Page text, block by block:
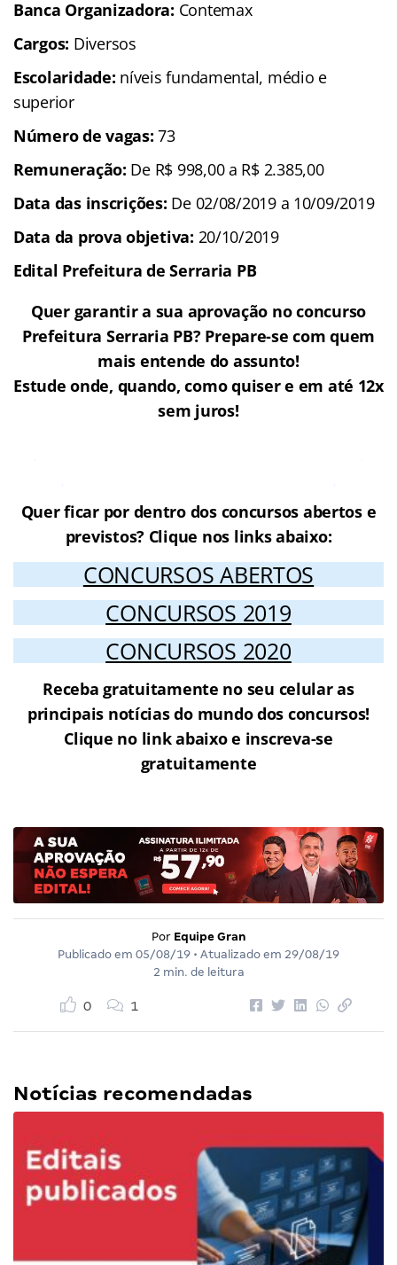
Banca Organizadora: Contemax
Cargos: Diversos
Escolaridade: níveis fundamental, médio e
superior
Número de vagas: 73
Remuneração: De R$ 998,00 a R$ 2.385,00
Data das inscrições: De 02/08/2019 a 10/09/2019
Data da prova objetiva: 20/10/2019
Edital Prefeitura de Serraria PB
Quer garantir a sua aprovação no concurso
Prefeitura Serraria PB? Prepare-se com quem
mais entende do assunto!
Estude onde, quando, como quiser e em até 12x
sem juros!
Quer ficar por dentro dos concursos abertos e
previstos? Clique nos links abaixo:
CONCURSOS ABERTOS
CONCURSOS 2019
CONCURSOS 2020
Receba gratuitamente no seu celular as
principais notícias do mundo dos concursos!
Clique no link abaixo e inscreva-se
gratuitamente
Por Equipe Gran
Publicado em 05/08/19 • Atualizado em 29/08/19
2 min. de leitura
0 1
Notícias recomendadas